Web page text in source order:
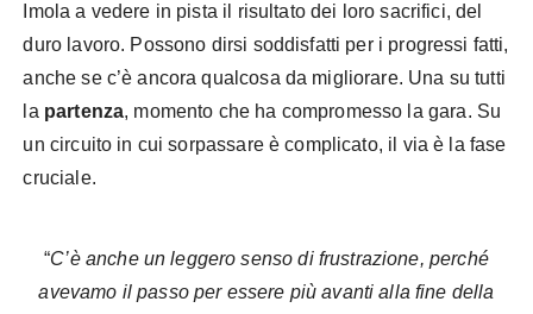
Imola a vedere in pista il risultato dei loro sacrifici, del
duro lavoro. Possono dirsi soddisfatti per i progressi fatti,
anche se c’è ancora qualcosa da migliorare. Una su tutti
la partenza, momento che ha compromesso la gara. Su
un circuito in cui sorpassare è complicato, il via è la fase
cruciale.
“C’è anche un leggero senso di frustrazione, perché
avevamo il passo per essere più avanti alla fine della